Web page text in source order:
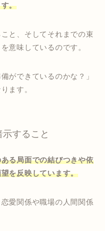
。
と、そしてそれまでの束
意味しているのです。
ができているのかな？」
ます。
すること
る局面での結びつきや依
を反映しています。
愛関係や職場の人間関係